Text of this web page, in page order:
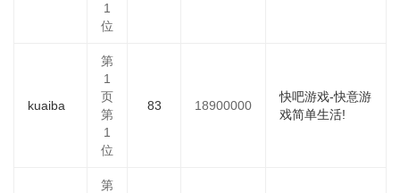
1
位
kuaiba
第
1
页
第
1
位
83 18900000
快吧游戏-快意游
戏简单生活!
第